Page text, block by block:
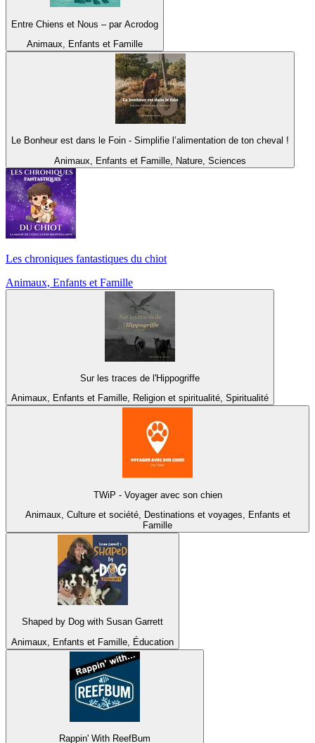
Entre Chiens et Nous – par Acrodog
Animaux, Enfants et Famille
Le Bonheur est dans le Foin - Simplifie l’alimentation de ton cheval !
Animaux, Enfants et Famille, Nature, Sciences
Les chroniques fantastiques du chiot
Animaux, Enfants et Famille
Sur les traces de l'Hippogriffe
Animaux, Enfants et Famille, Religion et spiritualité, Spiritualité
TWiP - Voyager avec son chien
Animaux, Culture et société, Destinations et voyages, Enfants et
Famille
Shaped by Dog with Susan Garrett
Animaux, Enfants et Famille, Éducation
Rappin' With ReefBum